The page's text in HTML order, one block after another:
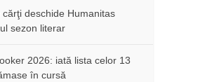
cărţi deschide Humanitas
sezon literar
2026: iată lista celor 13
în cursă